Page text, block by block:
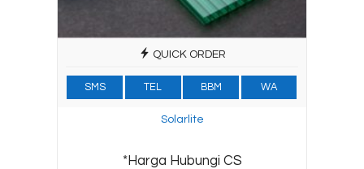
QUICK ORDER
SMS TEL BBM WA
Solarlite
*Harga Hubungi CS